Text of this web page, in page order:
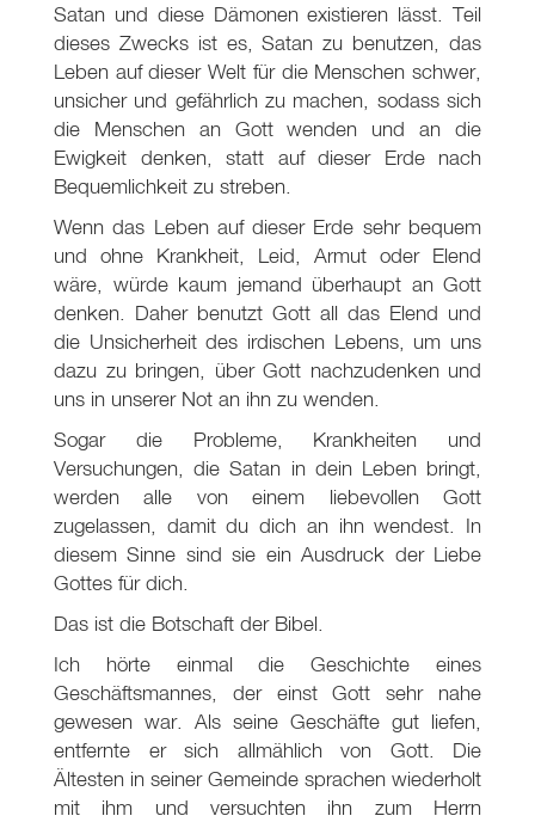
Satan und diese Dämonen existieren lässt. Teil
dieses Zwecks ist es, Satan zu benutzen, das
Leben auf dieser Welt für die Menschen schwer,
unsicher und gefährlich zu machen, sodass sich
die Menschen an Gott wenden und an die
Ewigkeit denken, statt auf dieser Erde nach
Bequemlichkeit zu streben.
Wenn das Leben auf dieser Erde sehr bequem
und ohne Krankheit, Leid, Armut oder Elend
wäre, würde kaum jemand überhaupt an Gott
denken. Daher benutzt Gott all das Elend und
die Unsicherheit des irdischen Lebens, um uns
dazu zu bringen, über Gott nachzudenken und
uns in unserer Not an ihn zu wenden.
Sogar die Probleme, Krankheiten und
Versuchungen, die Satan in dein Leben bringt,
werden alle von einem liebevollen Gott
zugelassen, damit du dich an ihn wendest. In
diesem Sinne sind sie ein Ausdruck der Liebe
Gottes für dich.
Das ist die Botschaft der Bibel.
Ich hörte einmal die Geschichte eines
Geschäftsmannes, der einst Gott sehr nahe
gewesen war. Als seine Geschäfte gut liefen,
entfernte er sich allmählich von Gott. Die
Ältesten in seiner Gemeinde sprachen wiederholt
mit ihm und versuchten ihn zum Herrn